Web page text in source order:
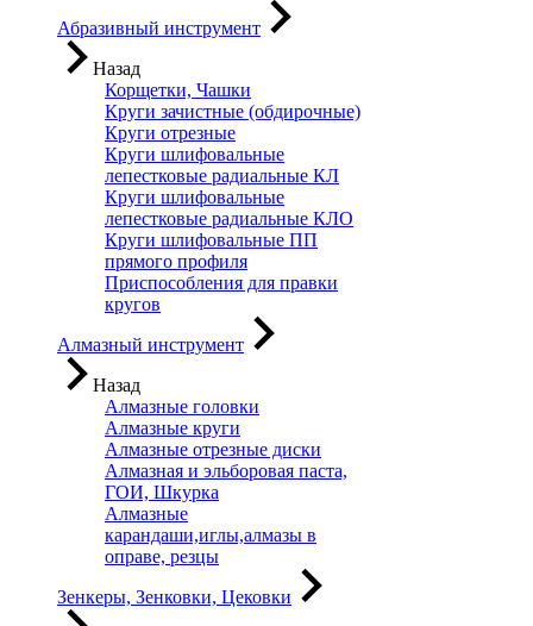
Абразивный инструмент
Назад
Корщетки, Чашки
Круги зачистные (обдирочные)
Круги отрезные
Круги шлифовальные
лепестковые радиальные КЛ
Круги шлифовальные
лепестковые радиальные КЛО
Круги шлифовальные ПП
прямого профиля
Приспособления для правки
кругов
Алмазный инструмент
Назад
Алмазные головки
Алмазные круги
Алмазные отрезные диски
Алмазная и эльборовая паста,
ГОИ, Шкурка
Алмазные
карандаши,иглы,алмазы в
оправе, резцы
Зенкеры, Зенковки, Цековки